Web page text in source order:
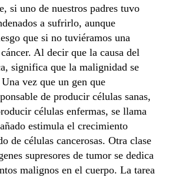
si uno de nuestros padres tuvo
a sufrirlo, aunque
que si no tuviéramos una
Al decir que la causa del
significa que la malignidad se
vez que un gen que
de producir células sanas,
células enfermas, se llama
estimula el crecimiento
de células cancerosas. Otra clase
supresores de tumor se dedica
malignos en el cuerpo. La tarea